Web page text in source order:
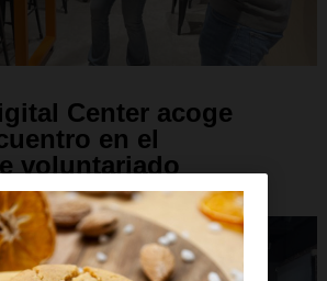
Center acoge
en el
voluntariado